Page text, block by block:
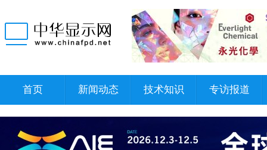
首页 新闻动态 技术知识 专访报道